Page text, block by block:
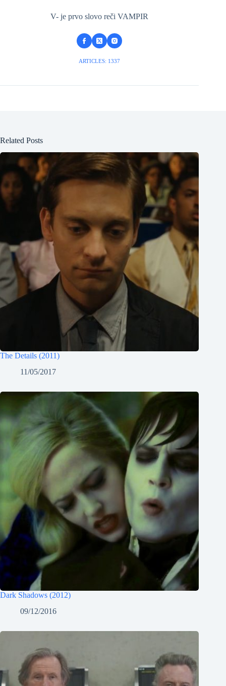
V- je prvo slovo reči VAMPIR
ARTICLES: 1337
Related Posts
The Details (2011)
11/05/2017
Dark Shadows (2012)
09/12/2016